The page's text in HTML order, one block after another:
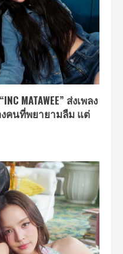
MATAWEE” ส่งเพลง
งคนที่พยายามลืม แต่